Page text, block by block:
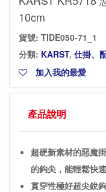
10cm
貨號: TIDE050-71_1
分類: KARST, 仕掛、
加入我的最愛
產品說明
超硬新素材的惡魔
的鈎尖，能輕鬆快
貫穿性極好超尖銳